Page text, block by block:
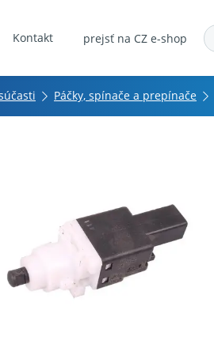
Kontakt prejsť na CZ e-shop
Páčky, spínače a prepínače